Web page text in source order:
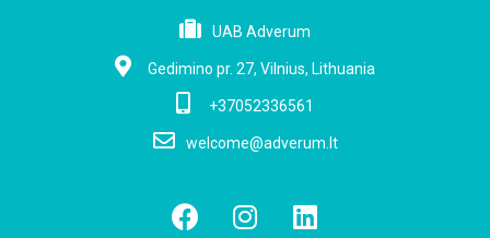
UAB Adverum
Gedimino pr. 27, Vilnius, Lithuania
+37052336561
welcome@adverum.lt